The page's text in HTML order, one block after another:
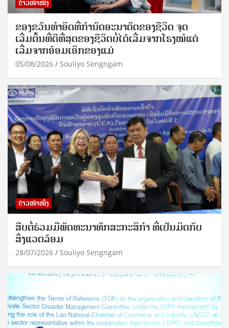
ຂ່າວໜ້າໜຶ່ງ
ຂອງຂວັນທໍາອິດທີ່ກໍານົດອະນາຄົດຂອງຊີວິດ ຈຸດ
ເລີ່ມຕົ້ນທີ່ດີທີ່ສຸດຂອງຊີວິດບໍ່ໄດ້ເລີ່ມຈາກໂຮງໝໍແຕ່
ເລີ່ມຈາກອ້ອມເອິກຂອງແມ່
05/08/2026 Souliyo Sengngam
ຂ່າວໜ້າໜຶ່ງ
ສືບຕໍ່ຮ່ວມມືພັດທະນາທັກສະກະສິກຳ ທີ່ເປັນມິດກັບ
ສິ່ງແວດລ້ອມ
28/07/2026 Souliyo Sengngam